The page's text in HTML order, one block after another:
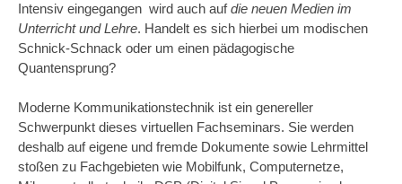
Intensiv eingegangen wird auch aufdie neuen Medien im
Unterricht und Lehre. Handelt es sich hierbei um modischen
Schnick-Schnack oder um einen pädagogische
Quantensprung?
Moderne Kommunikationstechnik ist ein genereller
Schwerpunkt dieses virtuellen Fachseminars. Sie werden
deshalb auf eigene und fremde Dokumente sowie Lehrmittel
stoßen zu Fachgebieten wie Mobilfunk, Computernetze,